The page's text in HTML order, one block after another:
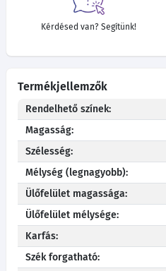
Kérdésed van? Segítünk!
Termékjellemzők
Rendelhető színek:
Magasság:
Szélesség:
Mélység (legnagyobb):
Ülőfelület magassága:
Ülőfelület mélysége:
Karfás:
Szék forgatható: